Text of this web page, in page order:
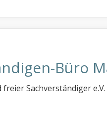
Büro
Sachverständiger